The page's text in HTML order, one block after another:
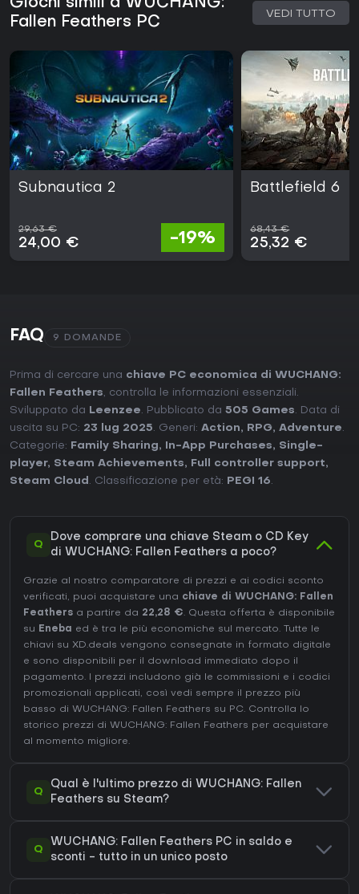
Giochi simili a WUCHANG:
Fallen Feathers PC
VEDI TUTTO
Subnautica 2
29,63 €
24,00 € -19%
Battlefield 6
68,43 €
25,32 €
FAQ 9 DOMANDE
Prima di cercare una chiave PC economica di WUCHANG:
Fallen Feathers, controlla le informazioni essenziali.
Sviluppato da
Leenzee. Pubblicato da 505 Games. Data di
uscita su PC: 23 lug 2025. Generi: Action, RPG, Adventure.
Categorie:
Family Sharing, In-App Purchases, Single-
player, Steam Achievements, Full controller support,
Steam Cloud . Classificazione per età: PEGI 16.
Q
Dove comprare una chiave Steam o CD Key
di WUCHANG: Fallen Feathers a poco?
Grazie al nostro comparatore di prezzi e ai codici sconto
verificati, puoi acquistare una chiave di WUCHANG: Fallen
Feathers a partire da 22,28 €. Questa offerta è disponibile
su Eneba ed è tra le più economiche sul mercato. Tutte le
chiavi su XD.deals vengono consegnate in formato digitale
e sono disponibili per il download immediato dopo il
pagamento. I prezzi includono già le commissioni e i codici
promozionali applicati, così vedi sempre il prezzo più
basso di WUCHANG: Fallen Feathers su PC. Controlla lo
storico prezzi di WUCHANG: Fallen Feathers per acquistare
al momento migliore.
Q
Qual è l'ultimo prezzo di WUCHANG: Fallen
Feathers su Steam?
Q
WUCHANG: Fallen Feathers PC in saldo e
sconti - tutto in un unico posto